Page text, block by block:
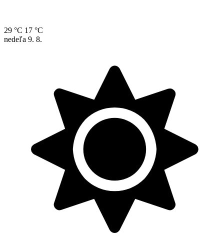
29 °C 17 °C
nedeľa 9. 8.